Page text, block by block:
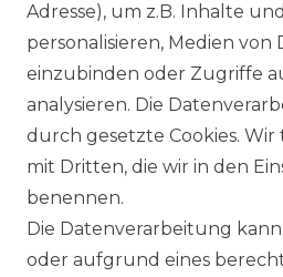
Adresse), um z.B. Inhalte
personalisieren, Medien
einzubinden oder Zugriffe
analysieren. Die
durch gesetzte Cookies. Wir
mit Dritten, die wir in den
benennen.
Die Datenverarbeitung
oder aufgrund eines